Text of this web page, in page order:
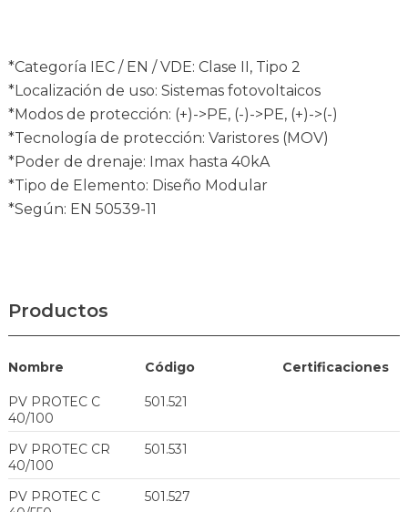
*Categoría IEC / EN / VDE: Clase II, Tipo 2
*Localización de uso: Sistemas fotovoltaicos
*Modos de protección: (+)->PE, (-)->PE, (+)->(-)
*Tecnología de protección: Varistores (MOV)
*Poder de drenaje: Imax hasta 40kA
*Tipo de Elemento: Diseño Modular
*Según: EN 50539-11
Productos
Nombre Código Certificaciones
PV PROTEC C
40/100
501.521
PV PROTEC CR
40/100
501.531
PV PROTEC C
501.527